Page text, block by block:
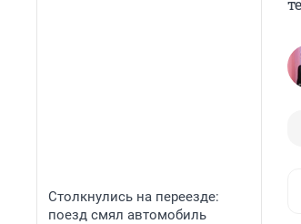
Столкнулись на переезде:
поезд смял автомобиль